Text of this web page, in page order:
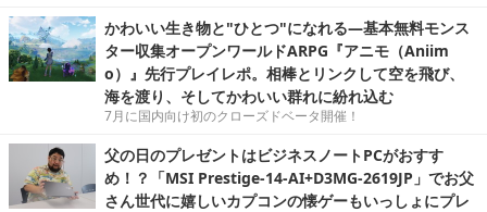
かわいい生き物と"ひとつ"になれる―基本無料モンス
ター収集オープンワールドARPG『アニモ（Aniim
o）』先行プレイレポ。相棒とリンクして空を飛び、
海を渡り、そしてかわいい群れに紛れ込む
7月に国内向け初のクローズドベータ開催！
父の日のプレゼントはビジネスノートPCがおすす
め！？「MSI Prestige-14-AI+D3MG-2619JP」でお父
さん世代に嬉しいカプコンの懐ゲーもいっしょにプレ